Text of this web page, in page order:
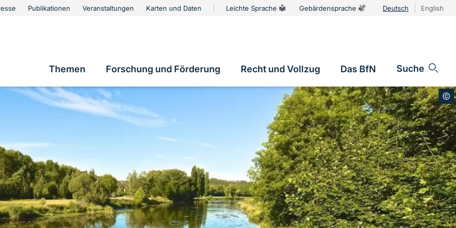
Publikationen Veranstaltungen Karten und Daten Leichte Sprache Gebärdensprache Deutsch English
Hauptnavigation
Themen Forschung und Förderung Recht und Vollzug Das BfN Suche